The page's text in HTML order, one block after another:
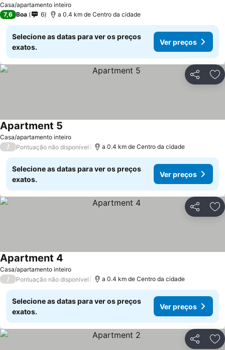
Casa/apartamento inteiro
7,6 Boa 6 a 0.4 km de Centro da cidade
Selecione as datas para ver os preços
exatos.
Ver preços
Partilhar
Casa/apartamento inteiro
Apartment 5
/ Pontuação não disponível a 0.4 km de Centro da cidade
Selecione as datas para ver os preços
exatos.
Ver preços
Partilhar
Casa/apartamento inteiro
Apartment 4
/ Pontuação não disponível a 0.4 km de Centro da cidade
Selecione as datas para ver os preços
exatos.
Ver preços
Partilhar